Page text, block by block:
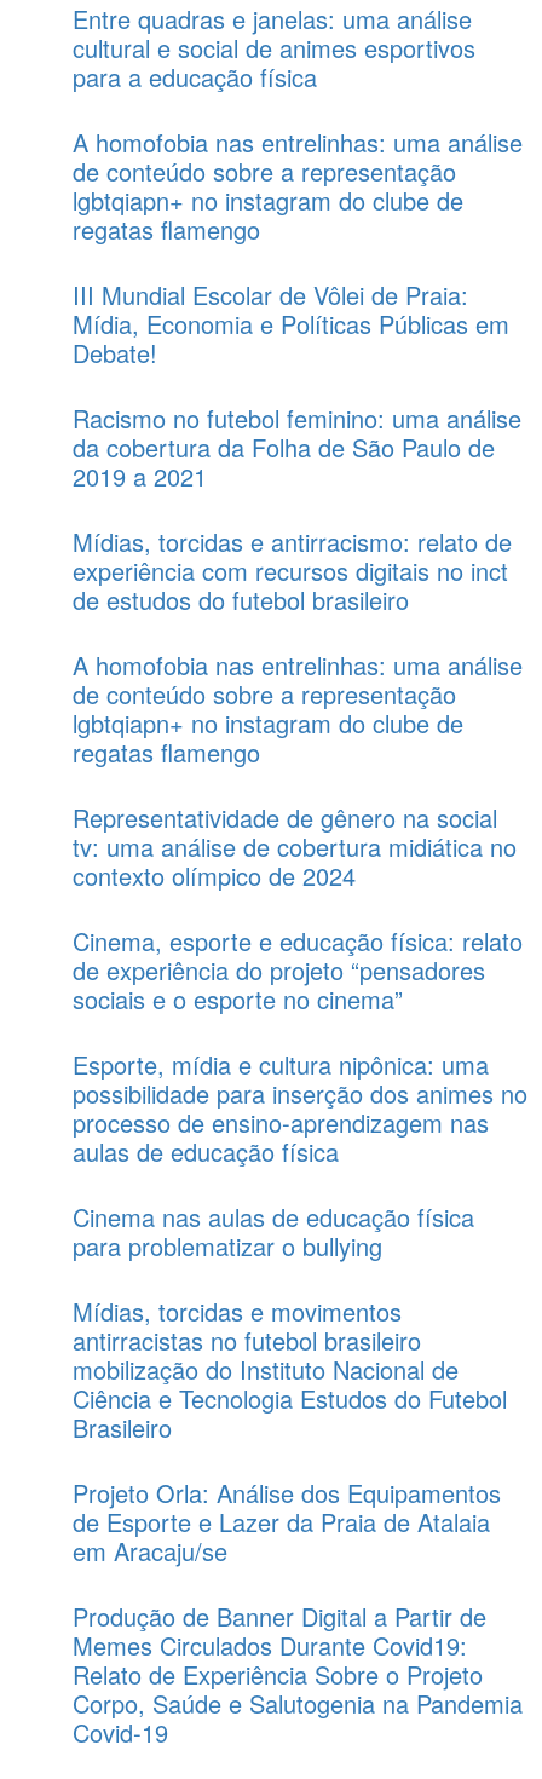
Entre quadras e janelas: uma análise
cultural e social de animes esportivos
para a educação física
A homofobia nas entrelinhas: uma análise
de conteúdo sobre a representação
lgbtqiapn+ no instagram do clube de
regatas flamengo
III Mundial Escolar de Vôlei de Praia:
Mídia, Economia e Políticas Públicas em
Debate!
Racismo no futebol feminino: uma análise
da cobertura da Folha de São Paulo de
2019 a 2021
Mídias, torcidas e antirracismo: relato de
experiência com recursos digitais no inct
de estudos do futebol brasileiro
A homofobia nas entrelinhas: uma análise
de conteúdo sobre a representação
lgbtqiapn+ no instagram do clube de
regatas flamengo
Representatividade de gênero na social
tv: uma análise de cobertura midiática no
contexto olímpico de 2024
Cinema, esporte e educação física: relato
de experiência do projeto “pensadores
sociais e o esporte no cinema”
Esporte, mídia e cultura nipônica: uma
possibilidade para inserção dos animes no
processo de ensino-aprendizagem nas
aulas de educação física
Cinema nas aulas de educação física
para problematizar o bullying
Mídias, torcidas e movimentos
antirracistas no futebol brasileiro
mobilização do Instituto Nacional de
Ciência e Tecnologia Estudos do Futebol
Brasileiro
Projeto Orla: Análise dos Equipamentos
de Esporte e Lazer da Praia de Atalaia
em Aracaju/se
Produção de Banner Digital a Partir de
Memes Circulados Durante Covid19:
Relato de Experiência Sobre o Projeto
Corpo, Saúde e Salutogenia na Pandemia
Covid-19